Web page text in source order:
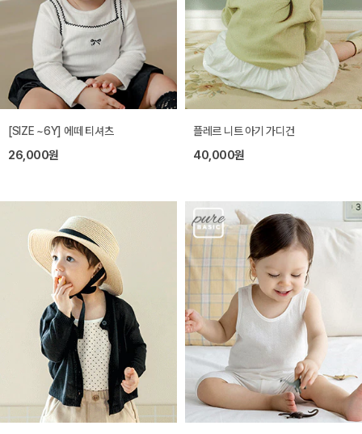
[SIZE ~6Y] 에떼 티셔츠
26,000원
플레르 니트 아기 가디건
40,000원